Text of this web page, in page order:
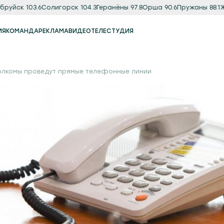
103.6Солигорск 104.3Геранёны 97.8Орша 90.6Пружаны 88.1
КОМАНДАРЕКЛАМАВИДЕОТЕЛЕСТУДИЯ
проведут прямые телефонные линии